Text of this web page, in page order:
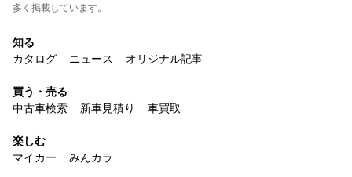
多く掲載しています。
知る
カタログ
ニュース オリジナル記事
買う・売る
中古車検索
新車見積り 車買取
楽しむ
マイカー
みんカラ